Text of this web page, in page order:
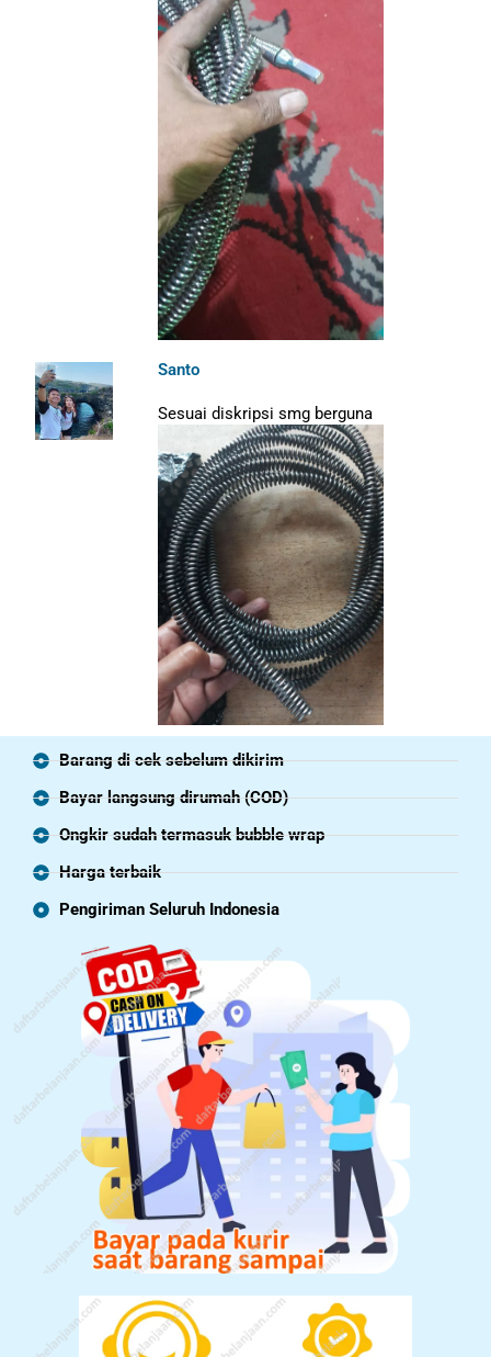
Santo
Sesuai diskripsi smg berguna
Barang di cek sebelum dikirim
Bayar langsung dirumah (COD)
Ongkir sudah termasuk bubble wrap
Harga terbaik
Pengiriman Seluruh Indonesia